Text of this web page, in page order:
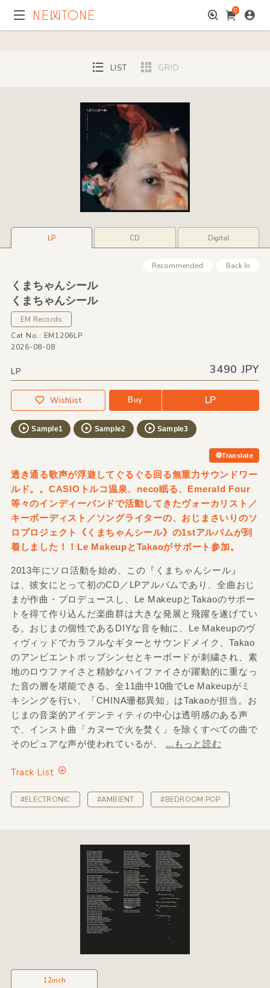
0
LIST GRID
LP CD Digital
Recommended Back In
くまちゃんシール
くまちゃんシール
EM Records
Cat No.: EM1206LP
2026-08-08
LP 3490 JPY
Wishlist Buy LP
Sample1 Sample2 Sample3
Translate
透き通る歌声が浮遊してぐるぐる回る無重力サウンドワー
ルド。。CASIOトルコ温泉、neco眠る、Emerald Four
等々のインディーバンドで活動してきたヴォーカリスト／
キーボーディスト／ソングライターの、おじまさいりのソ
ロプロジェクト《くまちゃんシール》の1stアルバムが到
着しました！！Le MakeupとTakaoがサポート参加。
2013年にソロ活動を始め、この『くまちゃんシール』
は、彼女にとって初のCD／LPアルバムであり、全曲おじ
まが作曲・プロデュースし、Le MakeupとTakaoのサポー
トを得て作り込んだ楽曲群は大きな発展と飛躍を遂げてい
る。おじまの個性であるDIYな音を軸に、Le Makeupのヴ
ィヴィッドでカラフルなギターとサウンドメイク、Takao
のアンビエントポップシンセとキーボードが刺繍され、素
地のロウファイさと精妙なハイファイさが躍動的に重なっ
た音の層を堪能できる。全11曲中10曲でLe Makeupがミ
キシングを行い、「CHINA珊都異知」はTakaoが担当。お
じまの音楽的アイデンティティの中心は透明感のある声
で、インスト曲「カヌーで火を焚く」を除くすべての曲で
そのピュアな声が使われているが、
...もっと読む
Track List
#ELECTRONIC #AMBIENT #BEDROOM POP
12inch